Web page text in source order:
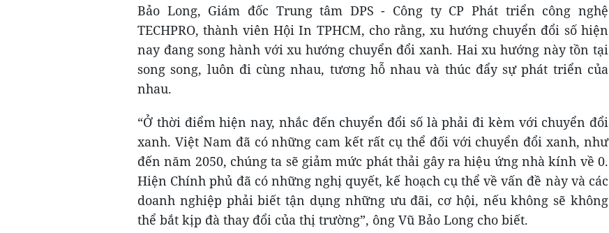
Bảo Long, Giám đốc Trung tâm DPS - Công ty CP Phát triển công nghệ
TECHPRO, thành viên Hội In TPHCM, cho rằng, xu hướng chuyển đổi số hiện
nay đang song hành với xu hướng chuyển đổi xanh. Hai xu hướng này tồn tại
song song, luôn đi cùng nhau, tương hỗ nhau và thúc đẩy sự phát triển của
nhau.
“Ở thời điểm hiện nay, nhắc đến chuyển đổi số là phải đi kèm với chuyển đổi
xanh. Việt Nam đã có những cam kết rất cụ thể đối với chuyển đổi xanh, như
đến năm 2050, chúng ta sẽ giảm mức phát thải gây ra hiệu ứng nhà kính về 0.
Hiện Chính phủ đã có những nghị quyết, kế hoạch cụ thể về vấn đề này và các
doanh nghiệp phải biết tận dụng những ưu đãi, cơ hội, nếu không sẽ không
thể bắt kịp đà thay đổi của thị trường”, ông Vũ Bảo Long cho biết.